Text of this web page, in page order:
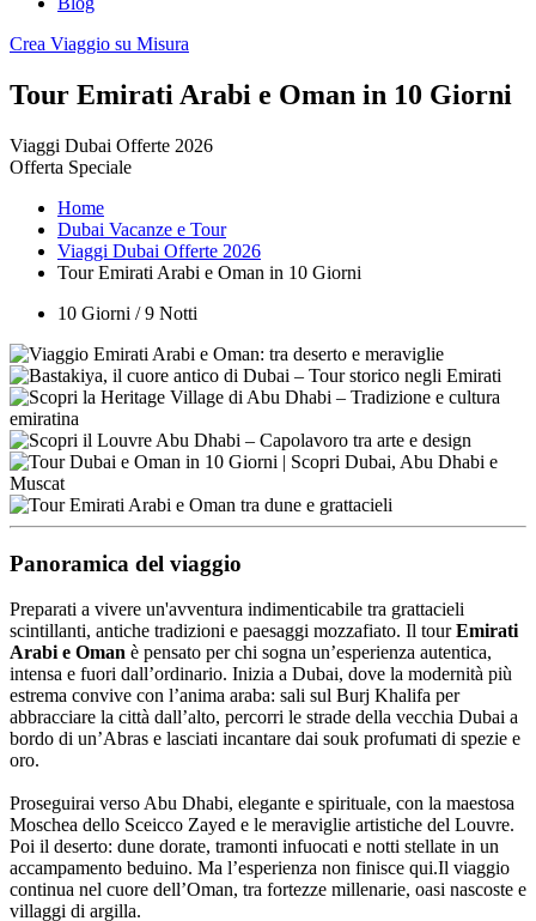
Crea Viaggio su Misura
Tour Emirati Arabi e Oman in 10 Giorni
Viaggi Dubai Offerte 2026
Offerta Speciale
Home
Dubai Vacanze e Tour
Viaggi Dubai Offerte 2026
Tour Emirati Arabi e Oman in 10 Giorni
10 Giorni / 9 Notti
Panoramica del viaggio
Preparati a vivere un'avventura indimenticabile tra grattacieli
scintillanti, antiche tradizioni e paesaggi mozzafiato. Il tourEmirati
Arabi e Oman è pensato per chi sogna un’esperienza autentica,
intensa e fuori dall’ordinario. Inizia a Dubai, dove la modernità più
estrema convive con l’anima araba: sali sul Burj Khalifa per
abbracciare la città dall’alto, percorri le strade della vecchia Dubai a
bordo di un’Abras e lasciati incantare dai souk profumati di spezie e
oro.
Proseguirai verso Abu Dhabi, elegante e spirituale, con la maestosa
Moschea dello Sceicco Zayed e le meraviglie artistiche del Louvre.
Poi il deserto: dune dorate, tramonti infuocati e notti stellate in un
accampamento beduino. Ma l’esperienza non finisce qui.Il viaggio
continua nel cuore dell’Oman, tra fortezze millenarie, oasi nascoste e
villaggi di argilla.